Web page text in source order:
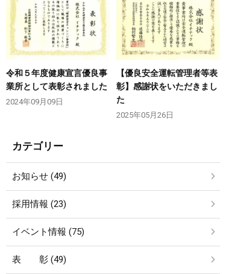
令和５年度健康宣言優良事
業所として表彰されました
2024年09月09日
【優良安全運転管理者等表
彰】感謝状をいただきまし
た
2025年05月26日
カテゴリー
お知らせ (49)
採用情報 (23)
イベント情報 (75)
表 彰 (49)